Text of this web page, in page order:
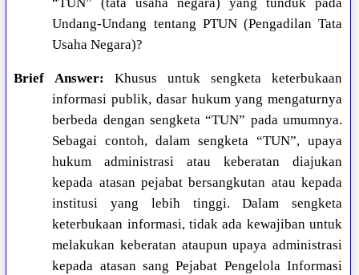
Undang-Undang tentang PTUN (Pengadilan Tata
Usaha Negara)?
Brief Answer: Khusus untuk sengketa keterbukaan
informasi publik, dasar hukum yang mengaturnya
berbeda dengan sengketa “TUN” pada umumnya.
Sebagai contoh, dalam sengketa “TUN”, upaya
hukum administrasi atau keberatan diajukan
kepada atasan pejabat bersangkutan atau kepada
institusi yang lebih tinggi. Dalam sengketa
keterbukaan informasi, tidak ada kewajiban untuk
melakukan keberatan ataupun upaya administrasi
kepada atasan sang Pejabat Pengelola Informasi